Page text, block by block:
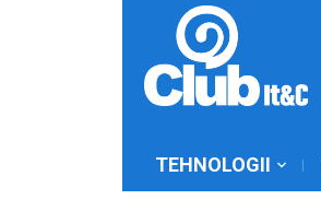
TEHNOLOGII